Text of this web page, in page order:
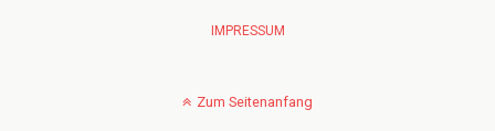
IMPRESSUM
Zum Seitenanfang